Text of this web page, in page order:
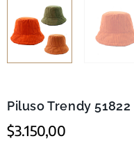
Piluso Trendy 51822
$3.150,00